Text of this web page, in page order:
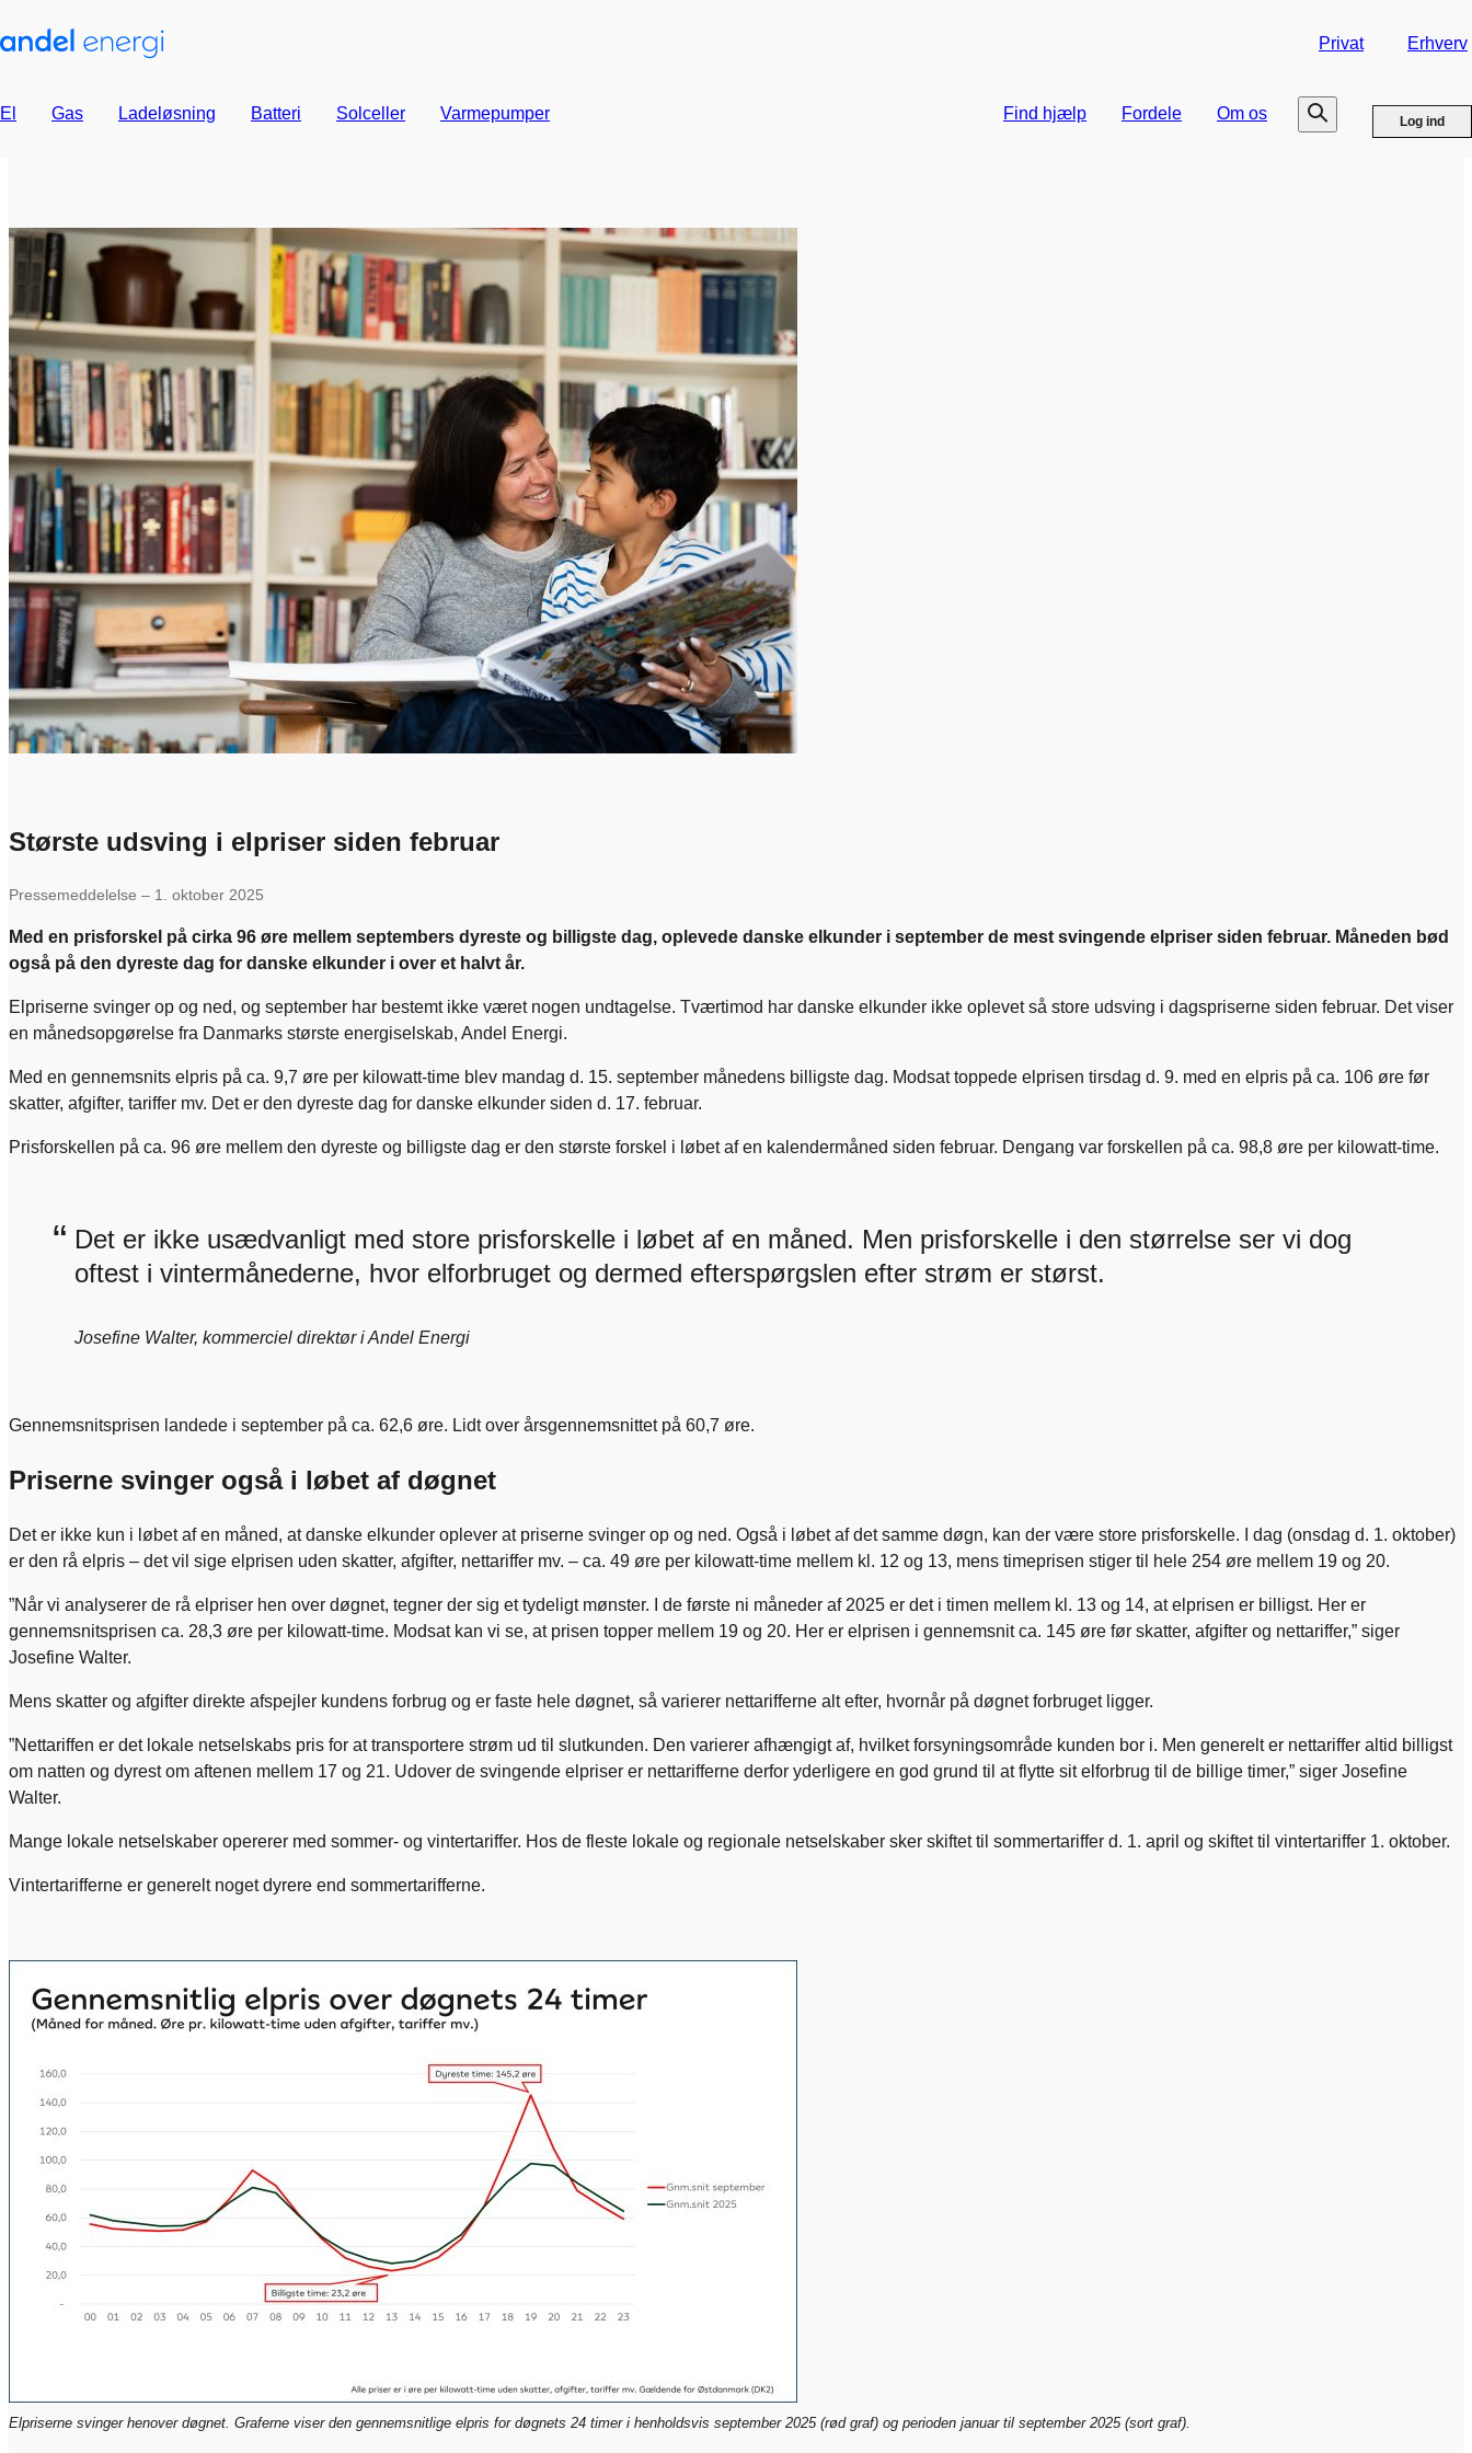
Privat Erhverv
El Gas Ladeløsning Batteri Solceller Varmepumper Find hjælp Fordele Om os Log ind
Største udsving i elpriser siden februar
Pressemeddelelse – 1. oktober 2025
Med en prisforskel på cirka 96 øre mellem septembers dyreste og billigste dag, oplevede danske elkunder i september de mest svingende elpriser siden februar. Måneden bød
også på den dyreste dag for danske elkunder i over et halvt år.
Elpriserne svinger op og ned, og september har bestemt ikke været nogen undtagelse. Tværtimod har danske elkunder ikke oplevet så store udsving i dagspriserne siden februar. Det viser
en månedsopgørelse fra Danmarks største energiselskab, Andel Energi.
Med en gennemsnits elpris på ca. 9,7 øre per kilowatt-time blev mandag d. 15. september månedens billigste dag. Modsat toppede elprisen tirsdag d. 9. med en elpris på ca. 106 øre før
skatter, afgifter, tariffer mv. Det er den dyreste dag for danske elkunder siden d. 17. februar.
Prisforskellen på ca. 96 øre mellem den dyreste og billigste dag er den største forskel i løbet af en kalendermåned siden februar. Dengang var forskellen på ca. 98,8 øre per kilowatt-time.
“ Det er ikke usædvanligt med store prisforskelle i løbet af en måned. Men prisforskelle i den størrelse ser vi dog
oftest i vintermånederne, hvor elforbruget og dermed efterspørgslen efter strøm er størst.
Josefine Walter, kommerciel direktør i Andel Energi
Gennemsnitsprisen landede i september på ca. 62,6 øre. Lidt over årsgennemsnittet på 60,7 øre.
Priserne svinger også i løbet af døgnet
Det er ikke kun i løbet af en måned, at danske elkunder oplever at priserne svinger op og ned. Også i løbet af det samme døgn, kan der være store prisforskelle. I dag (onsdag d. 1. oktober)
er den rå elpris – det vil sige elprisen uden skatter, afgifter, nettariffer mv. – ca. 49 øre per kilowatt-time mellem kl. 12 og 13, mens timeprisen stiger til hele 254 øre mellem 19 og 20.
”Når vi analyserer de rå elpriser hen over døgnet, tegner der sig et tydeligt mønster. I de første ni måneder af 2025 er det i timen mellem kl. 13 og 14, at elprisen er billigst. Her er
gennemsnitsprisen ca. 28,3 øre per kilowatt-time. Modsat kan vi se, at prisen topper mellem 19 og 20. Her er elprisen i gennemsnit ca. 145 øre før skatter, afgifter og nettariffer,” siger
Josefine Walter.
Mens skatter og afgifter direkte afspejler kundens forbrug og er faste hele døgnet, så varierer nettarifferne alt efter, hvornår på døgnet forbruget ligger.
”Nettariffen er det lokale netselskabs pris for at transportere strøm ud til slutkunden. Den varierer afhængigt af, hvilket forsyningsområde kunden bor i. Men generelt er nettariffer altid billigst
om natten og dyrest om aftenen mellem 17 og 21. Udover de svingende elpriser er nettarifferne derfor yderligere en god grund til at flytte sit elforbrug til de billige timer,” siger Josefine
Walter.
Mange lokale netselskaber opererer med sommer- og vintertariffer. Hos de fleste lokale og regionale netselskaber sker skiftet til sommertariffer d. 1. april og skiftet til vintertariffer 1. oktober.
Vintertarifferne er generelt noget dyrere end sommertarifferne.
Elpriserne svinger henover døgnet. Graferne viser den gennemsnitlige elpris for døgnets 24 timer i henholdsvis september 2025 (rød graf) og perioden januar til september 2025 (sort graf).